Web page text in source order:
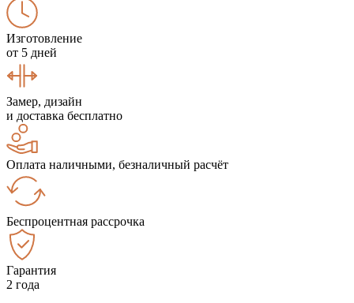
Изготовление
от 5 дней
Замер, дизайн
и доставка бесплатно
Оплата наличными, безналичный расчёт
Беспроцентная рассрочка
Гарантия
2 года